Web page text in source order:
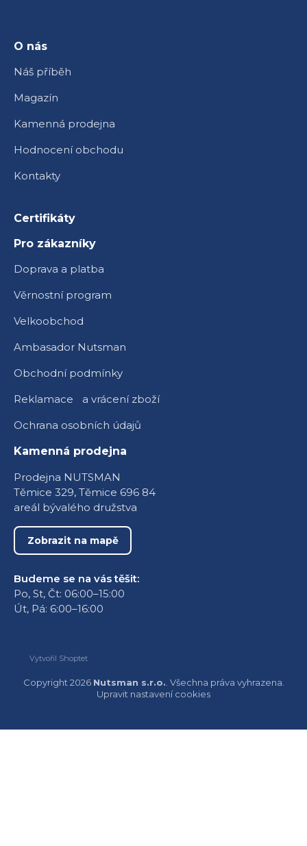
O nás
Náš příběh
Magazín
Kamenná prodejna
Hodnocení obchodu
Kontakty
Certifikáty
Pro zákazníky
Doprava a platba
Věrnostní program
Velkoobchod
Ambasador Nutsman
Obchodní podmínky
Reklamace a vrácení zboží
Ochrana osobních údajů
Kamenná prodejna
Prodejna NUTSMAN
Těmice 329, Těmice 696 84
areál bývalého družstva
Zobrazit na mapě
Budeme se na vás těšit:
Po, St, Čt: 06:00–15:00
Út, Pá: 6:00–16:00
Vytvořil Shoptet
Copyright 2026 Nutsman s.r.o. . Všechna práva vyhrazena.
Upravit nastavení cookies